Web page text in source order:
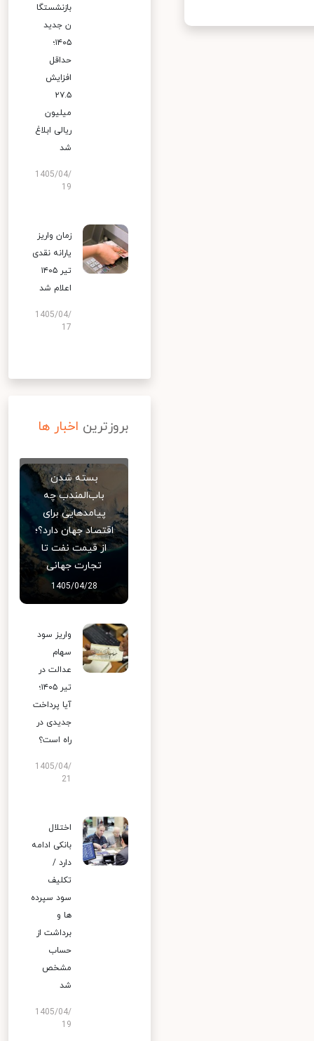
بازنشستگا
ن جدید
۱۴۰۵؛
حداقل
افزایش
۲۷.۵
میلیون
ریالی ابلاغ
شد
1405/04/
19
زمان واریز
یارانه نقدی
تیر ۱۴۰۵
اعلام شد
1405/04/
17
بروزترین اخبار ها
بسته شدن
باب‌المندب چه
پیامدهایی برای
اقتصاد جهان دارد؟؛
از قیمت نفت تا
تجارت جهانی
1405/04/28
واریز سود
سهام
عدالت در
تیر ۱۴۰۵؛
آیا پرداخت
جدیدی در
راه است؟
1405/04/
اختلال
بانکی ادامه
دارد /
تکلیف
سود سپرده
ها و
برداشت از
حساب
مشخص
شد
1405/04/
19